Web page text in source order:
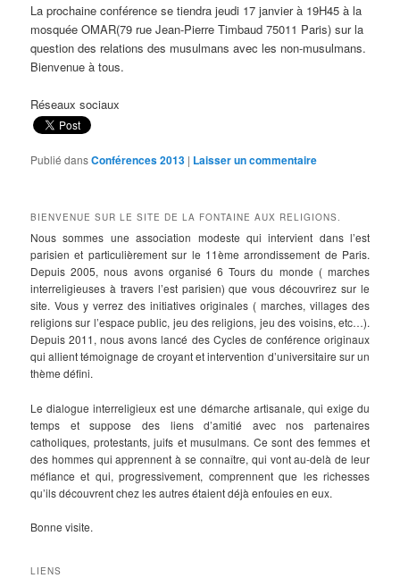
La prochaine conférence se tiendra jeudi 17 janvier à 19H45 à la
mosquée OMAR(79 rue Jean-Pierre Timbaud 75011 Paris) sur la
question des relations des musulmans avec les non-musulmans.
Bienvenue à tous.
Réseaux sociaux
Publié dansConférences 2013 | Laisser un commentaire
BIENVENUE SUR LE SITE DE LA FONTAINE AUX RELIGIONS.
Nous sommes une association modeste qui intervient dans l’est
parisien et particulièrement sur le 11ème arrondissement de Paris.
Depuis 2005, nous avons organisé 6 Tours du monde ( marches
interreligieuses à travers l’est parisien) que vous découvrirez sur le
site. Vous y verrez des initiatives originales ( marches, villages des
religions sur l’espace public, jeu des religions, jeu des voisins, etc…).
Depuis 2011, nous avons lancé des Cycles de conférence originaux
qui allient témoignage de croyant et intervention d’universitaire sur un
thème défini.
Le dialogue interreligieux est une démarche artisanale, qui exige du
temps et suppose des liens d’amitié avec nos partenaires
catholiques, protestants, juifs et musulmans. Ce sont des femmes et
des hommes qui apprennent à se connaître, qui vont au-delà de leur
méfiance et qui, progressivement, comprennent que les richesses
qu’ils découvrent chez les autres étaient déjà enfouies en eux.
Bonne visite.
LIENS